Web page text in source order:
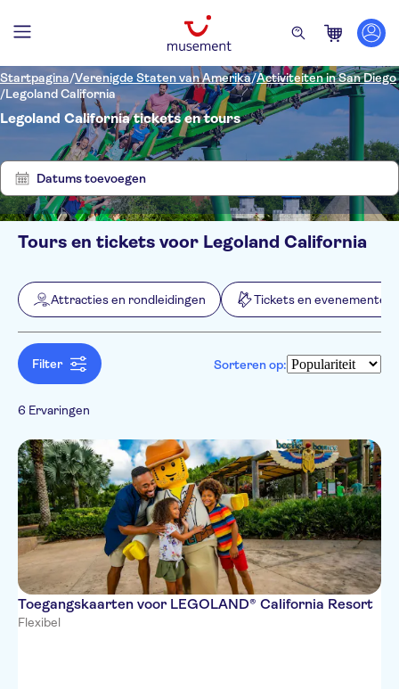
Startpagina/Verenigde Staten van Amerika/Activiteiten in San Diego
/Legoland California
Legoland California tickets en tours
Datums toevoegen
FiltersPrijs (per volwassene)
Min. € Max. €
NO-PICKUP
Ticketopties
Instant confirmation
Free cancellation
Entree inbegrepen
Official reseller
Lokaal tintje
Categorieën
Attracties en rondleidingen
Sightseeingpassen
Tickets en evenementen
Taal
Engels
Verwijder
filters
Laat
6
resultaten
Tours en tickets voor Legoland California
Attracties en rondleidingen Tickets en evenementen
Filter Sorteren op:
6 Ervaringen
Toegangskaarten voor LEGOLAND® California Resort
Flexibel